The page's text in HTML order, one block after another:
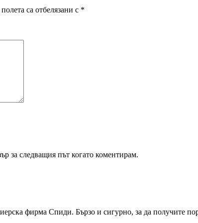
са отбелязани с *
за следващия път когато коментирам.
фирма Спиди. Бързо и сигурно, за да получите